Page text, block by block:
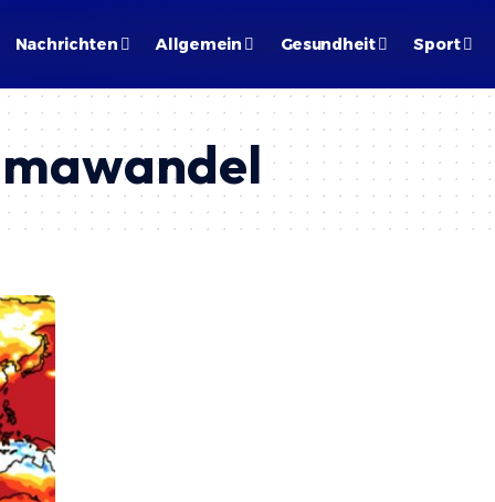
Nachrichten Allgemein Gesundheit Sport